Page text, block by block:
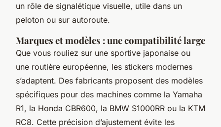
un rôle de signalétique visuelle, utile dans un
peloton ou sur autoroute.
Marques et modèles : une compatibilité large
Que vous rouliez sur une sportive japonaise ou
une routière européenne, les stickers modernes
s’adaptent. Des fabricants proposent des modèles
spécifiques pour des machines comme la Yamaha
R1, la Honda CBR600, la BMW S1000RR ou la KTM
RC8. Cette précision d’ajustement évite les